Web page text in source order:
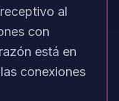
al
con
está en
conexiones